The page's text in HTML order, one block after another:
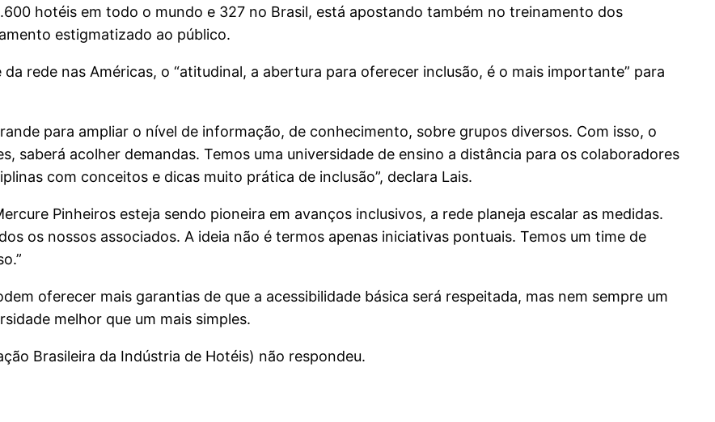
hotéis em todo o mundo e 327 no Brasil, está apostando também no treinamento dos
estigmatizado ao público.
rede nas Américas, o “atitudinal, a abertura para oferecer inclusão, é o mais importante” para
para ampliar o nível de informação, de conhecimento, sobre grupos diversos. Com isso, o
saberá acolher demandas. Temos uma universidade de ensino a distância para os colaboradores
com conceitos e dicas muito prática de inclusão”, declara Lais.
Pinheiros esteja sendo pioneira em avanços inclusivos, a rede planeja escalar as medidas.
os nossos associados. A ideia não é termos apenas iniciativas pontuais. Temos um time de
oferecer mais garantias de que a acessibilidade básica será respeitada, mas nem sempre um
melhor que um mais simples.
Brasileira da Indústria de Hotéis) não respondeu.